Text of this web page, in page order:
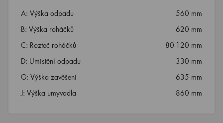
A: Výška odpadu
560 mm
B: Výška roháčků
620 mm
C: Rozteč roháčků
80-120 mm
D: Umístění odpadu
330 mm
G: Výška zavěšení
635 mm
J: Výška umyvadla
860 mm